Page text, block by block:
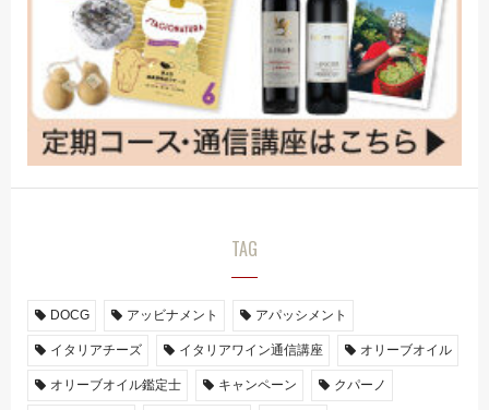
TAG
DOCG アッビナメント アパッシメント
イタリアチーズ イタリアワイン通信講座 オリーブオイル
オリーブオイル鑑定士 キャンペーン クパーノ